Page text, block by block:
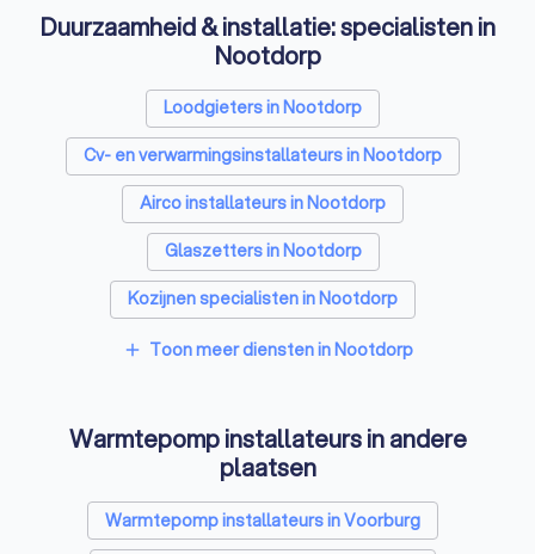
Duurzaamheid & installatie: specialisten in
Nootdorp
Loodgieters in Nootdorp
Cv- en verwarmingsinstallateurs in Nootdorp
Airco installateurs in Nootdorp
Glaszetters in Nootdorp
Kozijnen specialisten in Nootdorp
Zonnepanelen-installateurs in Nootdorp
Thuisbatterij installateurs in Nootdorp
add Toon meer diensten in Nootdorp
Warmtepomp installateurs in andere
plaatsen
Warmtepomp installateurs in Voorburg